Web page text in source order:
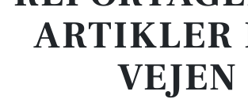
ARTIKLER
VEJEN